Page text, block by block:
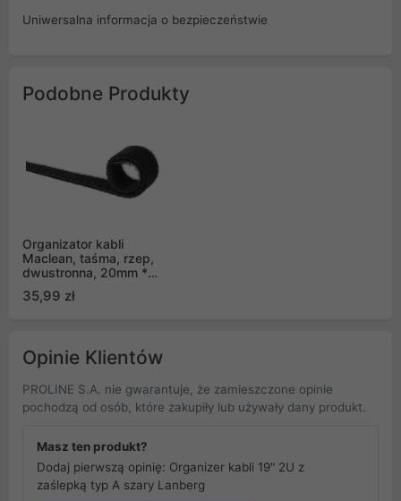
Uniwersalna informacja o bezpieczeństwie
Podobne Produkty
Organizator kabli
Maclean, taśma, rzep,
dwustronna, 20mm *
542
35,99 zł
Opinie Klientów
PROLINE S.A. nie gwarantuje, że zamieszczone opinie
pochodzą od osób, które zakupiły lub używały dany produkt.
Masz ten produkt?
Dodaj pierwszą opinię: Organizer kabli 19" 2U z
zaślepką typ A szary Lanberg